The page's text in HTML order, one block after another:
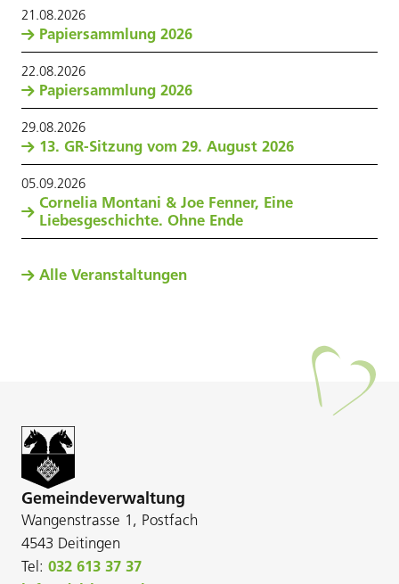
21.08.2026
Papiersammlung 2026
22.08.2026
Papiersammlung 2026
29.08.2026
13. GR-Sitzung vom 29. August 2026
05.09.2026
Cornelia Montani & Joe Fenner, Eine
Liebesgeschichte. Ohne Ende
Alle Veranstaltungen
Gemeindeverwaltung
Wangenstrasse 1, Postfach
4543 Deitingen
Tel: 032 613 37 37